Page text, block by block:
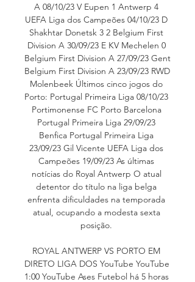
A 08/10/23 V Eupen 1 Antwerp 4
UEFA Liga dos Campeões 04/10/23 D
Shakhtar Donetsk 3 2 Belgium First
Division A 30/09/23 E KV Mechelen 0
Belgium First Division A 27/09/23 Gent
Belgium First Division A 23/09/23 RWD
Molenbeek Últimos cinco jogos do
Porto: Portugal Primeira Liga 08/10/23
Portimonense FC Porto Barcelona
Portugal Primeira Liga 29/09/23
Benfica Portugal Primeira Liga
23/09/23 Gil Vicente UEFA Liga dos
Campeões 19/09/23 As últimas
notícias do Royal Antwerp O atual
detentor do título na liga belga
enfrenta dificuldades na temporada
atual, ocupando a modesta sexta
posição.
ROYAL ANTWERP VS PORTO EM
DIRETO LIGA DOS YouTube YouTube
1:00 YouTube Ases Futebol há 5 horas